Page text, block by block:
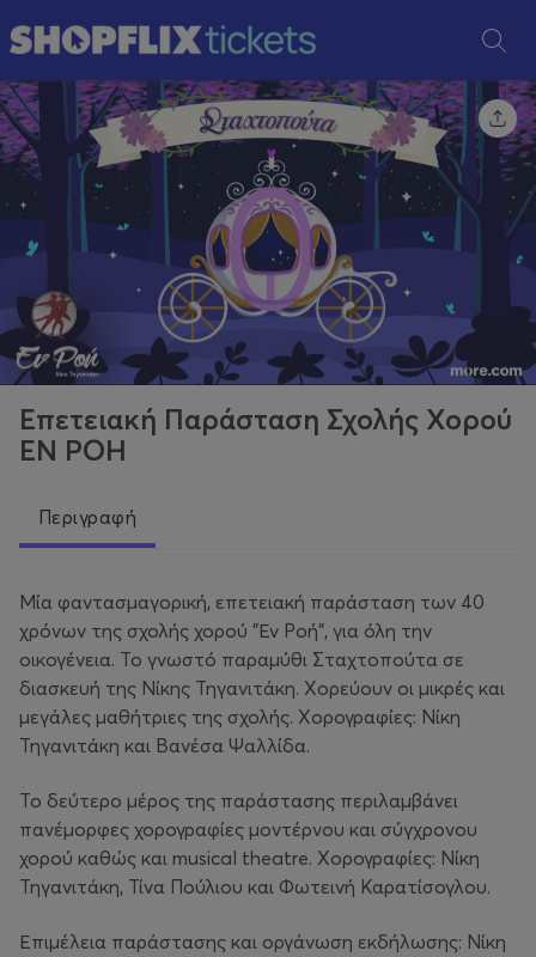
Επετειακή Παράσταση Σχολής Χορού
ΕΝ ΡΟΗ
Περιγραφή
Μία φαντασμαγορική, επετειακή παράσταση των 40
χρόνων της σχολής χορού "Εν Ροή", για όλη την
οικογένεια. Το γνωστό παραμύθι Σταχτοπούτα σε
διασκευή της Νίκης Τηγανιτάκη. Χορεύουν οι μικρές και
μεγάλες μαθήτριες της σχολής. Χορογραφίες: Νίκη
Τηγανιτάκη και Βανέσα Ψαλλίδα.
Το δεύτερο μέρος της παράστασης περιλαμβάνει
πανέμορφες χορογραφίες μοντέρνου και σύγχρονου
χορού καθώς και musical theatre. Χορογραφίες: Νίκη
Τηγανιτάκη, Τίνα Πούλιου και Φωτεινή Καρατίσογλου.
Επιμέλεια παράστασης και οργάνωση εκδήλωσης: Νίκη